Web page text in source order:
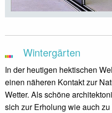
Wintergärten
In der heutigen hektischen
einen näheren Kontakt zur
Wetter. Als schöne
sich zur Erholung wie auch